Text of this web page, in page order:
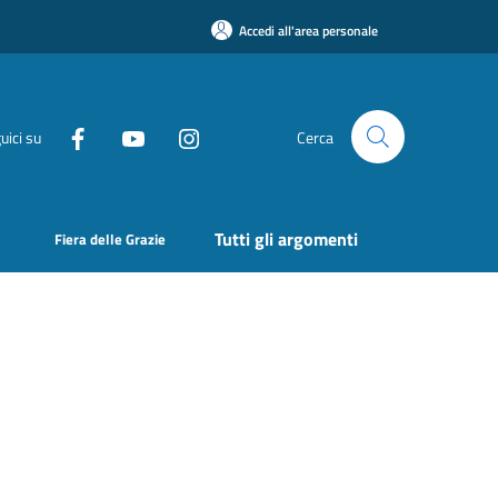
Accedi all'area personale
su Cerca
Fiera delle Grazie Tutti gli argomenti